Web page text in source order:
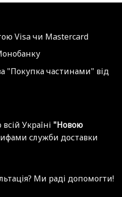
Visa чи Mastercard
"Покупка частинами" від
Україні "Новою
служби доставки
Ми раді допомогти!